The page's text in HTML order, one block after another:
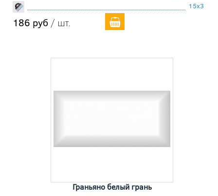
15x3
186 руб / шт.
Граньяно белый грань